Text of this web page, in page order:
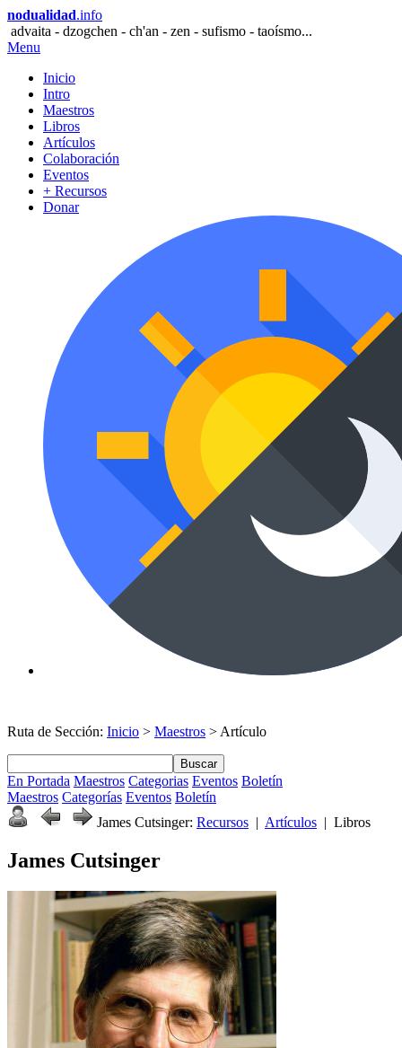
nodualidad.info
advaita - dzogchen - ch'an - zen - sufismo - taoísmo...
Menu
Inicio
Intro
Maestros
Libros
Artículos
Colaboración
Eventos
+ Recursos
Donar
Ruta de Sección: Inicio > Maestros > Artículo
Buscar
En Portada Maestros Categorias Eventos Boletín
Maestros Categorías Eventos Boletín
James Cutsinger: Recursos | Artículos | Libros
James Cutsinger